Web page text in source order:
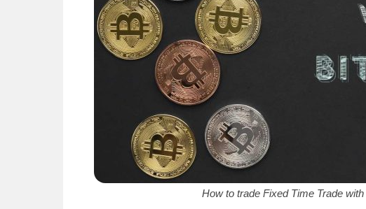
How to trade Fixed Time Trade